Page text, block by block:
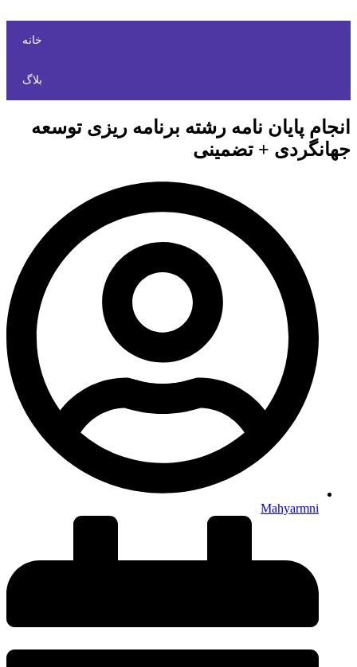
خانه
بلاگ
انجام پایان نامه رشته برنامه ریزی توسعه
جهانگردی + تضمینی
Mahyarmni